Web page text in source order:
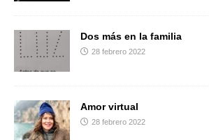
Dos más en la familia
28 febrero 2022
Amor virtual
28 febrero 2022